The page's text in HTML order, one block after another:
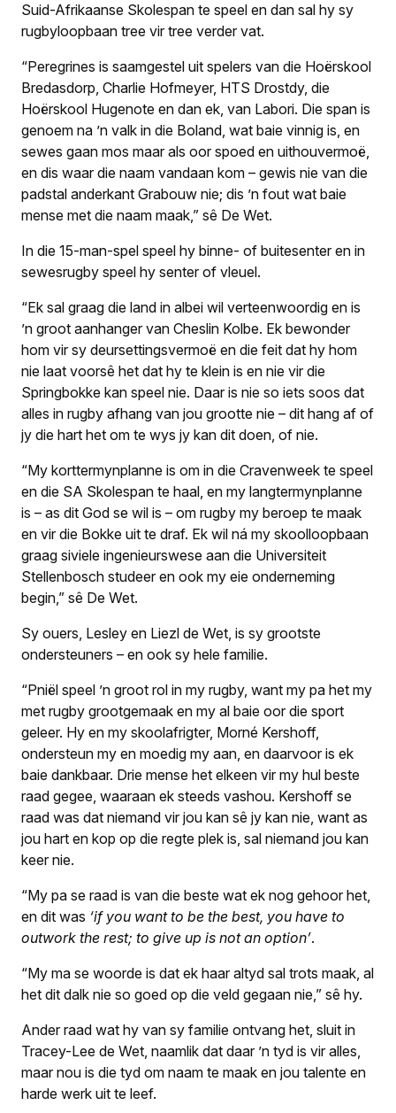
Suid-Afrikaanse Skolespan te speel en dan sal hy sy
rugbyloopbaan tree vir tree verder vat.
“Peregrines is saamgestel uit spelers van die Hoërskool
Bredasdorp, Charlie Hofmeyer, HTS Drostdy, die
Hoërskool Hugenote en dan ek, van Labori. Die span is
genoem na ’n valk in die Boland, wat baie vinnig is, en
sewes gaan mos maar als oor spoed en uithouvermoë,
en dis waar die naam vandaan kom – gewis nie van die
padstal anderkant Grabouw nie; dis ’n fout wat baie
mense met die naam maak,” sê De Wet.
In die 15-man-spel speel hy binne- of buitesenter en in
sewesrugby speel hy senter of vleuel.
“Ek sal graag die land in albei wil verteenwoordig en is
’n groot aanhanger van Cheslin Kolbe. Ek bewonder
hom vir sy deursettingsvermoë en die feit dat hy hom
nie laat voorsê het dat hy te klein is en nie vir die
Springbokke kan speel nie. Daar is nie so iets soos dat
alles in rugby afhang van jou grootte nie – dit hang af of
jy die hart het om te wys jy kan dit doen, of nie.
“My korttermynplanne is om in die Cravenweek te speel
en die SA Skolespan te haal, en my langtermynplanne
is – as dit God se wil is – om rugby my beroep te maak
en vir die Bokke uit te draf. Ek wil ná my skoolloopbaan
graag siviele ingenieurswese aan die Universiteit
Stellenbosch studeer en ook my eie onderneming
begin,” sê De Wet.
Sy ouers, Lesley en Liezl de Wet, is sy grootste
ondersteuners – en ook sy hele familie.
“Pniël speel ’n groot rol in my rugby, want my pa het my
met rugby grootgemaak en my al baie oor die sport
geleer. Hy en my skoolafrigter, Morné Kershoff,
ondersteun my en moedig my aan, en daarvoor is ek
baie dankbaar. Drie mense het elkeen vir my hul beste
raad gegee, waaraan ek steeds vashou. Kershoff se
raad was dat niemand vir jou kan sê jy kan nie, want as
jou hart en kop op die regte plek is, sal niemand jou kan
keer nie.
“My pa se raad is van die beste wat ek nog gehoor het,
en dit was ‘if you want to be the best, you have to
outwork the rest; to give up is not an option’.
“My ma se woorde is dat ek haar altyd sal trots maak, al
het dit dalk nie so goed op die veld gegaan nie,” sê hy.
Ander raad wat hy van sy familie ontvang het, sluit in
Tracey-Lee de Wet, naamlik dat daar ’n tyd is vir alles,
maar nou is die tyd om naam te maak en jou talente en
harde werk uit te leef.